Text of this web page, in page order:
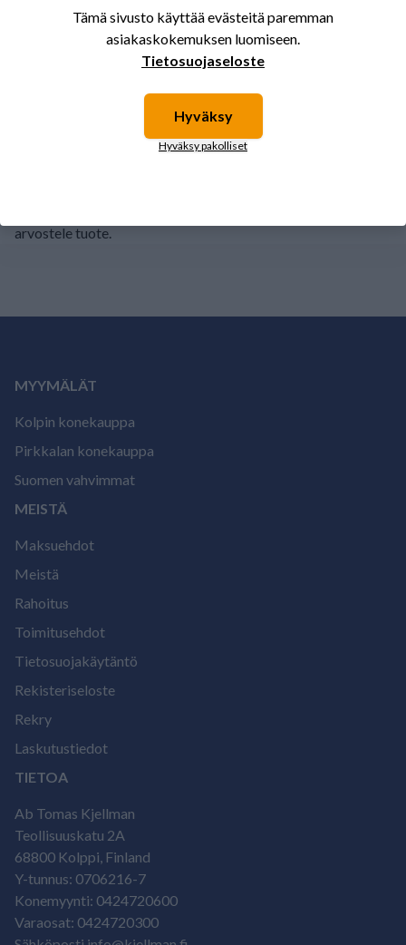
arvostele tuote.
MYYMÄLÄT
Kolpin konekauppa
Pirkkalan konekauppa
Suomen vahvimmat
MEISTÄ
Maksuehdot
Meistä
Rahoitus
Toimitusehdot
Tietosuojakäytäntö
Rekisteriseloste
Rekry
Laskutustiedot
TIETOA
Ab Tomas Kjellman
Teollisuuskatu 2A
68800 Kolppi, Finland
Y-tunnus: 0706216-7
Konemyynti: 0424720600
Varaosat: 0424720300
Tämä sivusto käyttää evästeitä paremman
asiakaskokemuksen luomiseen.
Tietosuojaseloste
Hyväksy
Hyväksy pakolliset